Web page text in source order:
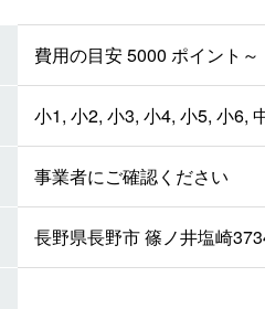
費用の目安 5000 ポイント～
小1, 小2, 小3, 小4, 小5, 小6,
事業者にご確認ください
長野県長野市 篠ノ井塩崎